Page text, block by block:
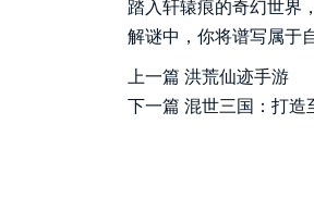
踏入轩辕痕的奇幻世界
解谜中，你将谱写属于
上一篇 洪荒仙迹手游
下一篇 混世三国：打造